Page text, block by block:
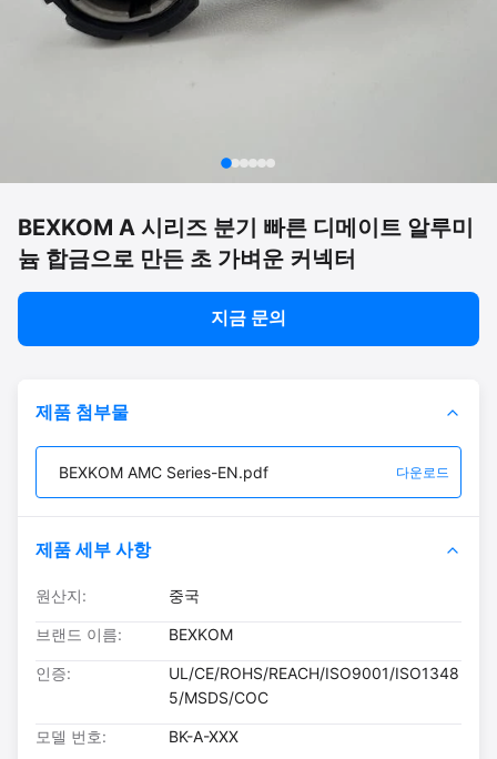
BEXKOM A 시리즈 분기 빠른 디메이트 알루미
늄 합금으로 만든 초 가벼운 커넥터
지금 문의
제품 첨부물
BEXKOM AMC Series-EN.pdf 다운로드
제품 세부 사항
원산지: 중국
브랜드 이름: BEXKOM
인증:
UL/CE/ROHS/REACH/ISO9001/ISO1348
5/MSDS/COC
모델 번호: BK-A-XXX